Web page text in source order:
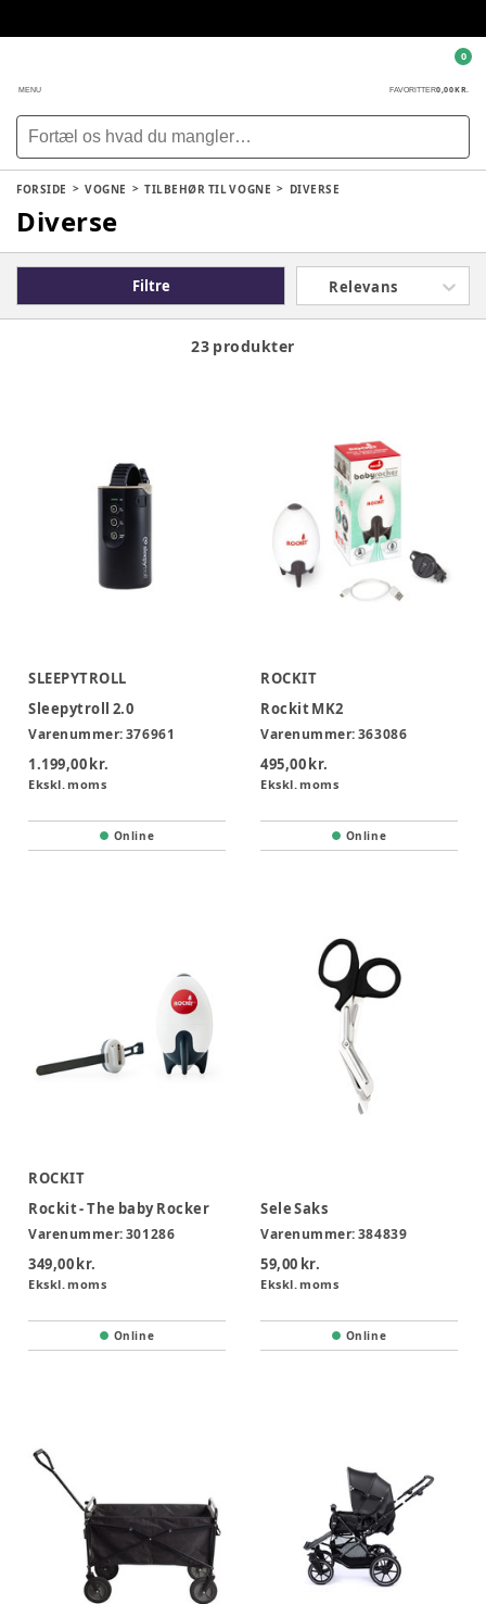
MENU FAVORITTER0,00 KR.
0
FORSIDE VOGNE TILBEHØR TIL VOGNE DIVERSE
Diverse
Filtre Relevans
23 produkter
SLEEPYTROLL
Sleepytroll 2.0
Varenummer:376961
1.199,00 kr.
Ekskl. moms
Online
ROCKIT
Rockit MK2
Varenummer:363086
495,00 kr.
Ekskl. moms
Online
ROCKIT
Rockit - The baby Rocker
Varenummer:301286
349,00 kr.
Ekskl. moms
Online
Sele Saks
Varenummer:384839
59,00 kr.
Ekskl. moms
Online